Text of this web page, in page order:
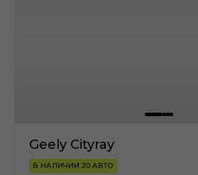
Geely Cityray
В НАЛИЧИИ 20 АВТО